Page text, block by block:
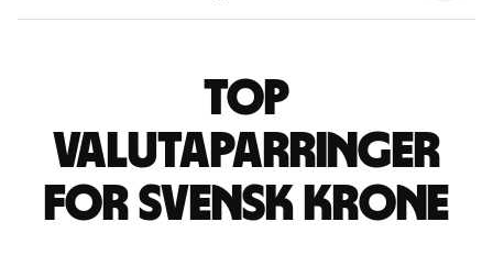
Top
valutaparringer
for svensk krone